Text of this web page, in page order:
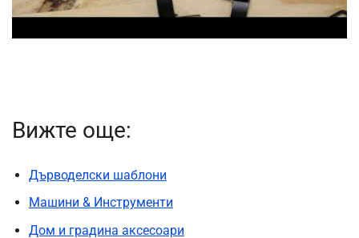
Вижте още:
Дърводелски шаблони
Машини & Инструменти
Дом и градина аксесоари